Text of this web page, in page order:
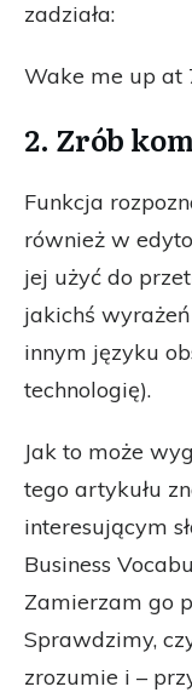
zadziała:
Wake me up at
2. Zrób
Funkcja
również w
jej użyć do
jakichś
innym języku
technologię).
Jak to może
tego artykułu
interesującym
Business
Zamierzam go
Sprawdzimy,
zrozumie i –